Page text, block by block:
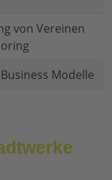
von Vereinen
Modelle